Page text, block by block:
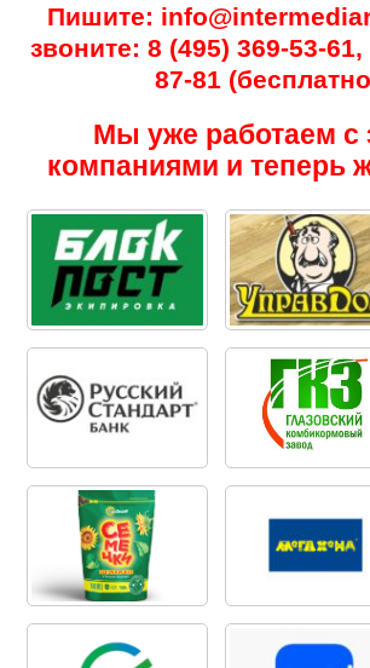
Пишите:
звоните: 8 (495) 369-53-
87-81
Мы уже работаем с
компаниями и теперь